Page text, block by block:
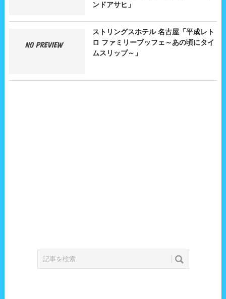
ンドアサヒ」
ストリングスホテル 名古屋「平成レト
ロ ファミリーブッフェ～あの頃にタイ
ムスリップ～」